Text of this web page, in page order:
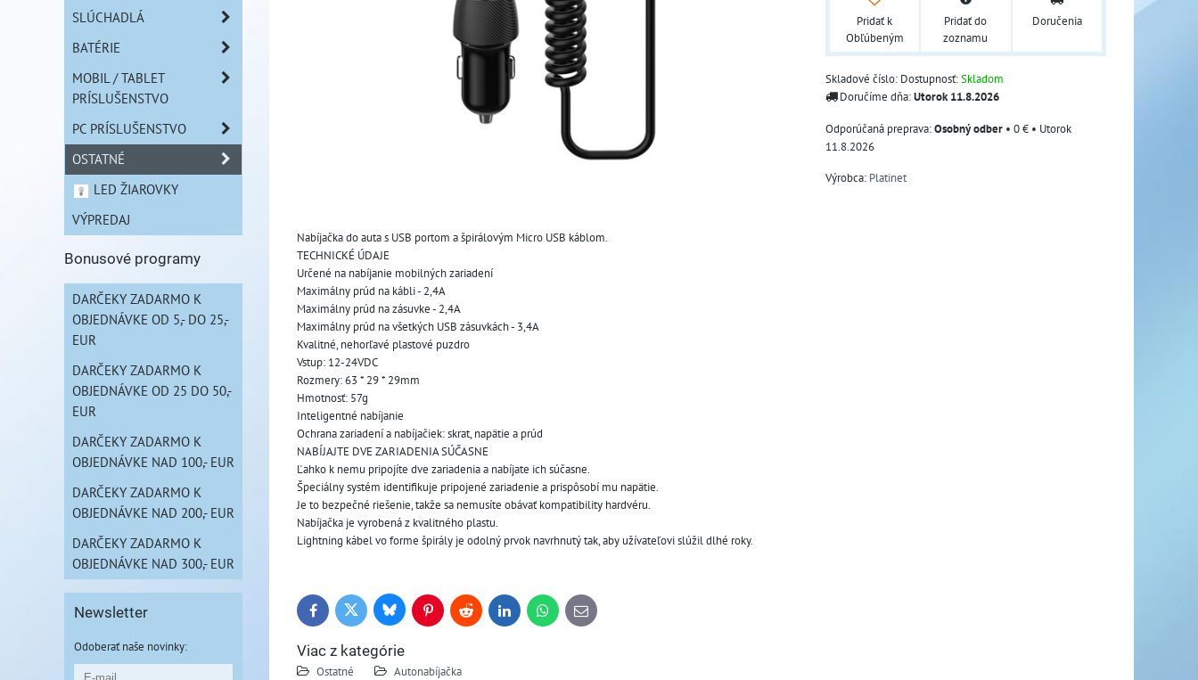
Pridať k
Obľúbeným
Pridať do
zoznamu
Doručenia
Skladové číslo: Dostupnosť:Skladom
Doručíme dňa:Utorok11.8.2026
Osobný odber • 0 € • Utorok
11.8.2026
Výrobca: Platinet
Nabíjačka do auta s USB portom a špirálovým Micro USB káblom.
TECHNICKÉ ÚDAJE
Určené na nabíjanie mobilných zariadení
Maximálny prúd na kábli - 2,4A
Maximálny prúd na zásuvke - 2,4A
Maximálny prúd na všetkých USB zásuvkách - 3,4A
Kvalitné, nehorľavé plastové puzdro
Vstup: 12-24VDC
Rozmery: 63 * 29 * 29mm
Hmotnosť: 57g
Inteligentné nabíjanie
Ochrana zariadení a nabíjačiek: skrat, napätie a prúd
NABÍJAJTE DVE ZARIADENIA SÚČASNE
Ľahko k nemu pripojíte dve zariadenia a nabíjate ich súčasne.
Špeciálny systém identifikuje pripojené zariadenie a prispôsobí mu napätie.
Je to bezpečné riešenie, takže sa nemusíte obávať kompatibility hardvéru.
Nabíjačka je vyrobená z kvalitného plastu.
Lightning kábel vo forme špirály je odolný prvok navrhnutý tak, aby užívateľovi slúžil dlhé roky.
FacebookTwitter BlueskyPinterestReddit LinkedInWhatsApp
E-
mail
Viac z kategórie
Ostatné Autonabíjačka
SLÚCHADLÁ
BATÉRIE
MOBIL / TABLET
PRÍSLUŠENSTVO
PC PRÍSLUŠENSTVO
OSTATNÉ
LED ŽIAROVKY
VÝPREDAJ
Bonusové programy
DARČEKY ZADARMO K
OBJEDNÁVKE OD 5,- DO 25,-
EUR
DARČEKY ZADARMO K
OBJEDNÁVKE OD 25 DO 50,-
EUR
DARČEKY ZADARMO K
OBJEDNÁVKE NAD 100,- EUR
DARČEKY ZADARMO K
OBJEDNÁVKE NAD 200,- EUR
DARČEKY ZADARMO K
OBJEDNÁVKE NAD 300,- EUR
Newsletter
Odoberať naše novinky: